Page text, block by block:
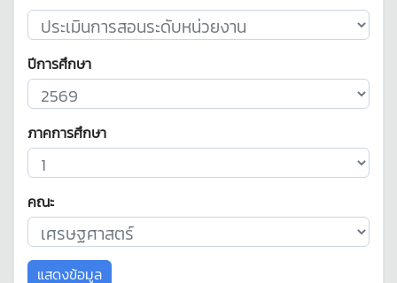
ปีการศึกษา
ภาคการศึกษา
คณะ
แสดงข้อมูล